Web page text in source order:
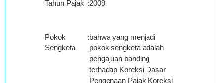
Tahun Pajak :2009
Pokok
Sengketa
:bahwa yang menjadi
pokok sengketa adalah
pengajuan banding
terhadap Koreksi Dasar
Pengenaan Pajak Koreksi